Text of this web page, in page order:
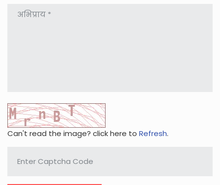
Can't read the image? click here to Refresh.